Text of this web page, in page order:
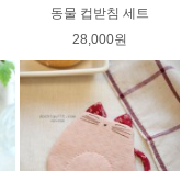
동물 컵받침 세트
28,000원